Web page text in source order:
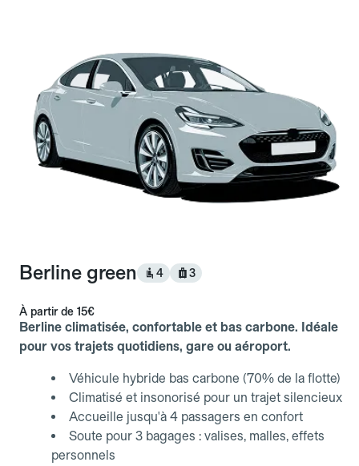
Berline green 4 3
À partir de 15€
Berline climatisée, confortable et bas carbone. Idéale
pour vos trajets quotidiens, gare ou aéroport.
Véhicule hybride bas carbone (70% de la flotte)
Climatisé et insonorisé pour un trajet silencieux
Accueille jusqu'à 4 passagers en confort
Soute pour 3 bagages : valises, malles, effets
personnels